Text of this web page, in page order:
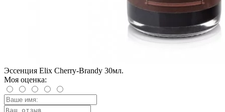
Эссенция Elix Cherry-Brandy 30мл.
Моя оценка: